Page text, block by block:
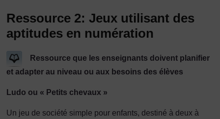
Ressource 2: Jeux utilisant des
aptitudes en numération
Ressource que les enseignants doivent planifier
et adapter au niveau ou aux besoins des élèves
Ludo ou « Petits chevaux »
Un jeu de société simple pour enfants, destiné à deux à